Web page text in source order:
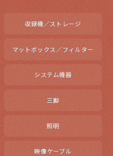
収録機／ストレージ
マットボックス／フィルター
システム機器
三脚
照明
映像ケーブル